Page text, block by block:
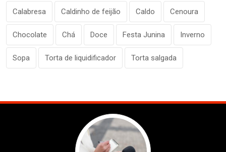
Calabresa Caldinho de feijão Caldo Cenoura
Chocolate Chá Doce Festa Junina Inverno
Sopa Torta de liquidificador Torta salgada